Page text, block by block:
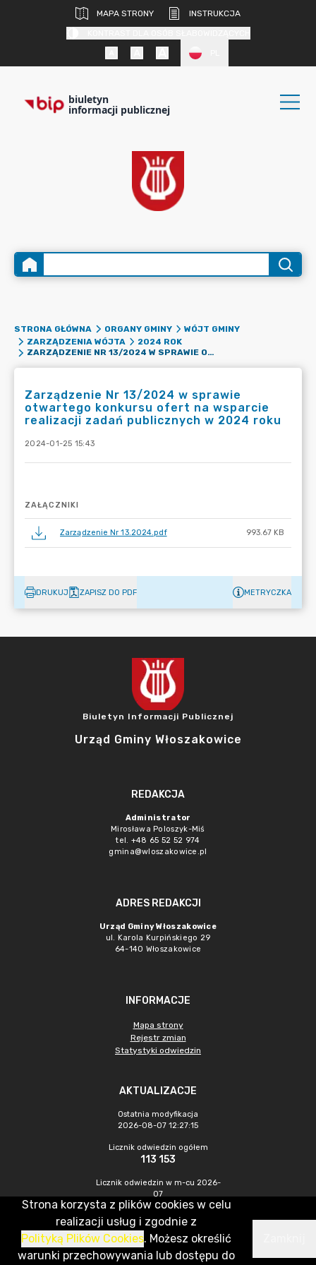
MAPA STRONY
INSTRUKCJA
biuletyn
informacji publicznej
STRONA GŁÓWNA ORGANY GMINY
WÓJT GMINY
ZARZĄDZENIA WÓJTA
2024 ROK
ZARZĄDZENIE NR 13/2024 W SPRAWIE OTWARTEGO KONKURSU OFERT NA WSPARCIE REALIZACJI ZADAŃ PUBLICZNYCH W 2024 ROKU
Zarządzenie Nr 13/2024 w sprawie
otwartego konkursu ofert na wsparcie
realizacji zadań publicznych w 2024 roku
2024-01-25 15:43
ZAŁĄCZNIKI
Zarządzenie Nr 13.2024.pdf 993.67 KB
DRUKUJ ZAPISZ DO PDF METRYCZKA
Biuletyn Informacji Publicznej
Urząd Gminy Włoszakowice
REDAKCJA
Administrator
Mirosława Poloszyk-Miś
tel. +48 65 52 52 974
gmina@wloszakowice.pl
ADRES REDAKCJI
Urząd Gminy Włoszakowice
ul. Karola Kurpińskiego 29
64-140 Włoszakowice
INFORMACJE
Mapa strony
Rejestr zmian
Statystyki odwiedzin
AKTUALIZACJE
Ostatnia modyfikacja
2026-08-07 12:27:15
Licznik odwiedzin ogółem
113 153
Licznik odwiedzin w m-cu 2026-
07
483
CMS & Hosting: Nefeni Sp. z o.o.
Strona korzysta z plików cookies w celu
realizacji usług i zgodnie z
Polityką Plików Cookies. Możesz określić
warunki przechowywania lub dostępu do